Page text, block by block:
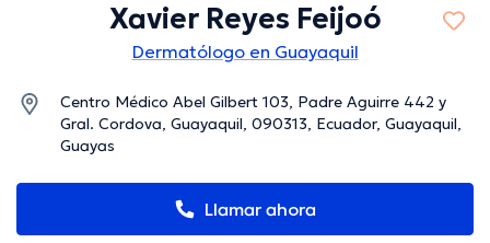
Xavier Reyes Feijoó
Dermatólogo en Guayaquil
Centro Médico Abel Gilbert 103, Padre Aguirre 442 y
Gral. Cordova, Guayaquil, 090313, Ecuador, Guayaquil,
Guayas
Llamar ahora